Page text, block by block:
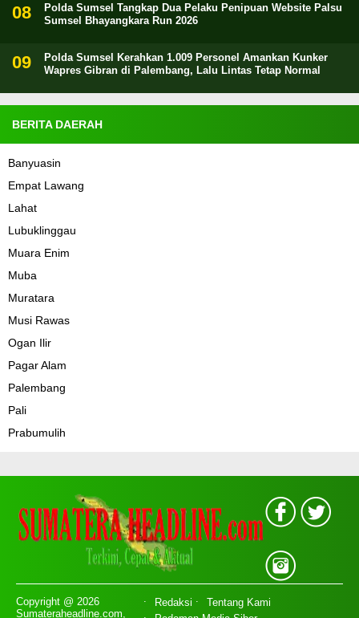
Polda Sumsel Tangkap Dua Pelaku Penipuan Website Palsu
Sumsel Bhayangkara Run 2026
Polda Sumsel Kerahkan 1.009 Personel Amankan Kunker
Wapres Gibran di Palembang, Lalu Lintas Tetap Normal
BERITA DAERAH
Banyuasin
Empat Lawang
Lahat
Lubuklinggau
Muara Enim
Muba
Muratara
Musi Rawas
Ogan Ilir
Pagar Alam
Palembang
Pali
Prabumulih
Copyright @ 2026
Sumateraheadline.com,
Redaksi
Tentang Kami